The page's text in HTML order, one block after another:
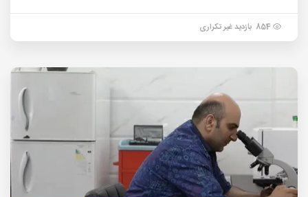
854 بازدید غیر تکراری